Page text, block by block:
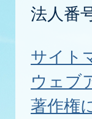
法人番
サイト
ウェブ
著作権